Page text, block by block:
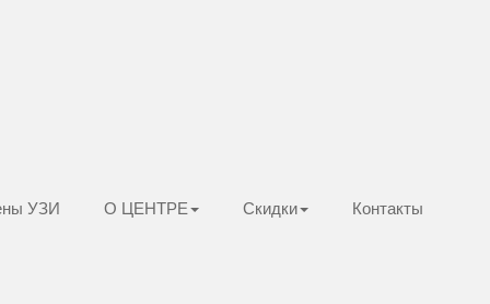
УЗИ О ЦЕНТРЕ Скидки Контакты